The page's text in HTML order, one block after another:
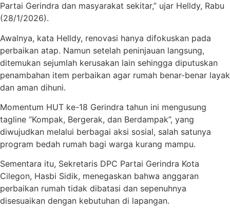
Partai Gerindra dan masyarakat sekitar,” ujar Helldy, Rabu
(28/1/2026).
Awalnya, kata Helldy, renovasi hanya difokuskan pada
perbaikan atap. Namun setelah peninjauan langsung,
ditemukan sejumlah kerusakan lain sehingga diputuskan
penambahan item perbaikan agar rumah benar-benar layak
dan aman dihuni.
Momentum HUT ke-18 Gerindra tahun ini mengusung
tagline “Kompak, Bergerak, dan Berdampak”, yang
diwujudkan melalui berbagai aksi sosial, salah satunya
program bedah rumah bagi warga kurang mampu.
Sementara itu, Sekretaris DPC Partai Gerindra Kota
Cilegon, Hasbi Sidik, menegaskan bahwa anggaran
perbaikan rumah tidak dibatasi dan sepenuhnya
disesuaikan dengan kebutuhan di lapangan.